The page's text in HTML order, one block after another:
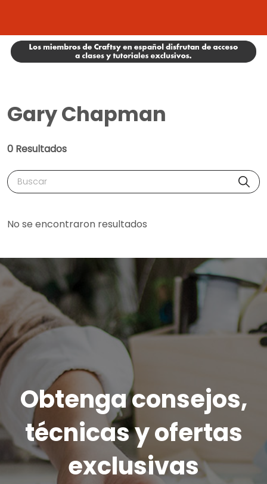
Gary Chapman
0 Resultados
Buscar
No se encontraron resultados
Obtenga consejos,
técnicas y ofertas
exclusivas